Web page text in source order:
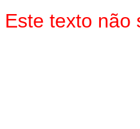
Este texto não